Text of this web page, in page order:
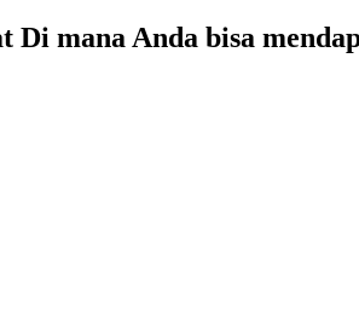
Di mana Anda bisa